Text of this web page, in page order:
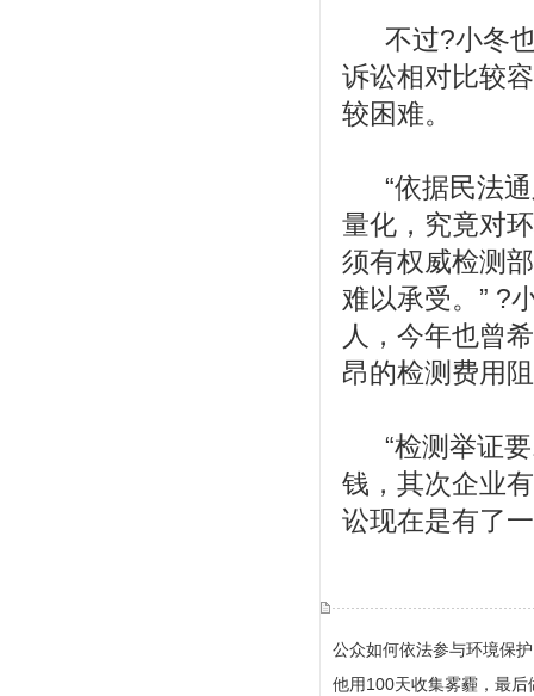
不过?小冬
诉讼相对比较
较困难。
“依据民法
量化，究竟对
须有权威检测
难以承受。” ?
人，今年也曾
昂的检测费用
“检测举证
钱，其次企业
讼现在是有了
公众如何依法参与环境保
他用100天收集雾霾，最后